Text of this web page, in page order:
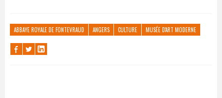
ABBAYE ROYALE DE FONTEVRAUD ANGERS CULTURE MUSÉE D'ART MODERNE